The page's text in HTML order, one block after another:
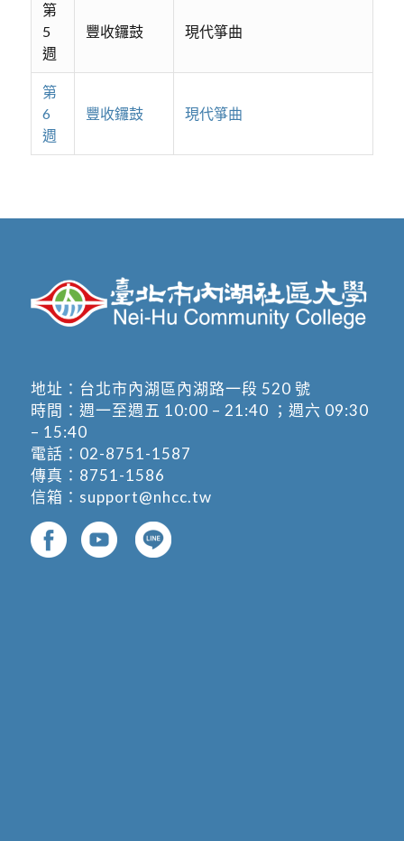
第
5
週
豐收鑼鼓 現代箏曲
第
6
週
豐收鑼鼓 現代箏曲
地址： 台北市內湖區內湖路一段 520 號
時間：週一至週五 10:00 – 21:40 ；週六 09:30
– 15:40
電話： 02-8751-1587
傳真：8751-1586
信箱： support@nhcc.tw